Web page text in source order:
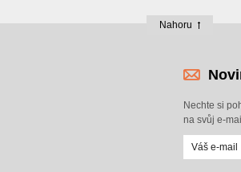
Nahoru
Nechte si
na svůj e-mail